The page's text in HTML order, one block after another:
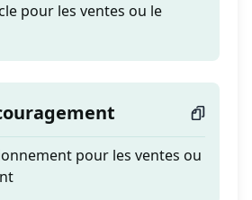
pour les ventes ou le
pour les ventes ou